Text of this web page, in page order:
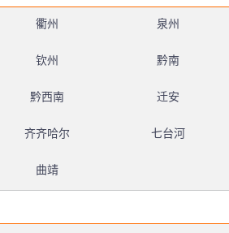
衢州 泉州
钦州 黔南
黔西南 迁安
齐齐哈尔 七台河
曲靖